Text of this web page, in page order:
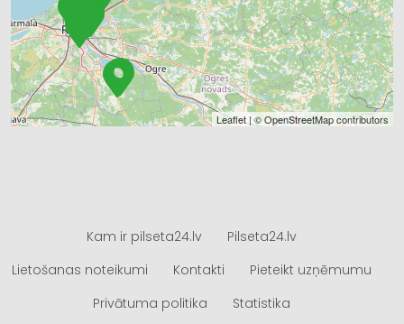
Leaflet | ©OpenStreetMapcontributors
Kam ir pilseta24.lv
Pilseta24.lv
Lietošanas noteikumi
Kontakti
Pieteikt uzņēmumu
Privātuma politika
Statistika